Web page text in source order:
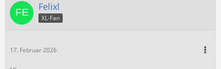
Felixl
XL-Fan
17. Februar 2026